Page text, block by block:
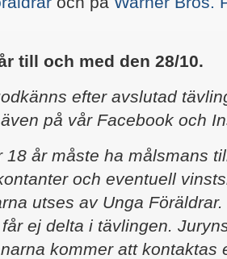
till och med den 28/10.
efter avslutad
på vår Facebook och
18 år måste ha målsmans
och eventuell
utses av Unga
ej delta i tävlingen.
kommer att kontaktas